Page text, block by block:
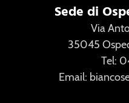
Sede di
Via
35045
Tel:
Email: